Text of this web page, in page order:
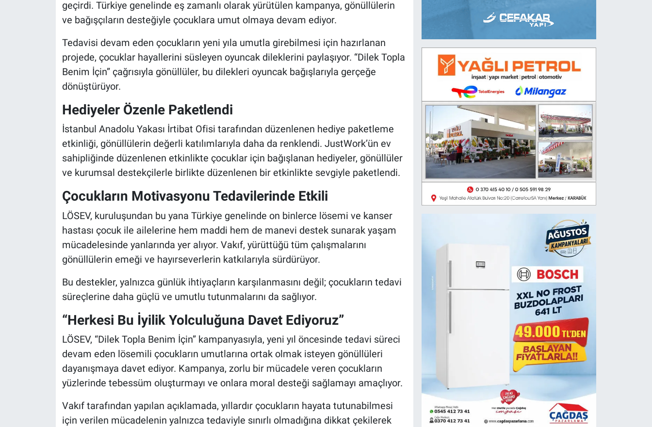
geçirdi. Türkiye genelinde eş zamanlı olarak yürütülen kampanya, gönüllülerin
ve bağışçıların desteğiyle çocuklara umut olmaya devam ediyor.
Tedavisi devam eden çocukların yeni yıla umutla girebilmesi için hazırlanan
projede, çocuklar hayallerini süsleyen oyuncak dileklerini paylaşıyor. “Dilek Topla
Benim İçin” çağrısıyla gönüllüler, bu dilekleri oyuncak bağışlarıyla gerçeğe
dönüştürüyor.
Hediyeler Özenle Paketlendi
İstanbul Anadolu Yakası İrtibat Ofisi tarafından düzenlenen hediye paketleme
etkinliği, gönüllülerin değerli katılımlarıyla daha da renklendi. JustWork’ün ev
sahipliğinde düzenlenen etkinlikte çocuklar için bağışlanan hediyeler, gönüllüler
ve kurumsal destekçilerle birlikte düzenlenen bir etkinlikte sevgiyle paketlendi.
Çocukların Motivasyonu Tedavilerinde Etkili
LÖSEV, kuruluşundan bu yana Türkiye genelinde on binlerce lösemi ve kanser
hastası çocuk ile ailelerine hem maddi hem de manevi destek sunarak yaşam
mücadelesinde yanlarında yer alıyor. Vakıf, yürüttüğü tüm çalışmalarını
gönüllülerin emeği ve hayırseverlerin katkılarıyla sürdürüyor.
Bu destekler, yalnızca günlük ihtiyaçların karşılanmasını değil; çocukların tedavi
süreçlerine daha güçlü ve umutlu tutunmalarını da sağlıyor.
“Herkesi Bu İyilik Yolculuğuna Davet Ediyoruz”
LÖSEV, “Dilek Topla Benim İçin” kampanyasıyla, yeni yıl öncesinde tedavi süreci
devam eden lösemili çocukların umutlarına ortak olmak isteyen gönüllüleri
dayanışmaya davet ediyor. Kampanya, zorlu bir mücadele veren çocukların
yüzlerinde tebessüm oluşturmayı ve onlara moral desteği sağlamayı amaçlıyor.
Vakıf tarafından yapılan açıklamada, yıllardır çocukların hayata tutunabilmesi
için verilen mücadelenin yalnızca tedaviyle sınırlı olmadığına dikkat çekilerek